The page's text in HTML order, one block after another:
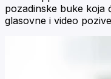
pozadinske buke koja
glasovne i video